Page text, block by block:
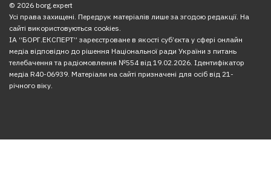
© 2026 borg.expert
Усі права захищені. Передрук матеріалів лише за згодою редакції. На
сайті використовуються cookies.
ІА “БОРГ.ЕКСПЕРТ” зареєстроване в якості суб’єкта у сфері онлайн
медіа відповідно до рішення Національної ради України з питань
телебачення та радіомовлення №554 від 19.02.2026. Ідентифікатор
медіа R40-06939. Матеріали на сайті призначені для осіб від 21-
річного віку.